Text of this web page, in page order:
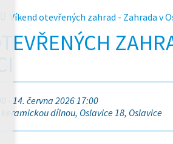
Víkend otevřených zahrad - Zahrada v
- 14. června 2026 17:00
dílnou, Oslavice 18, Oslavice